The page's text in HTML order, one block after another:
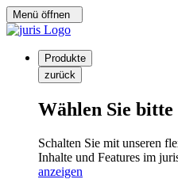
Menü öffnen
Produkte
zurück
Wählen Sie
Schalten Sie mit unseren
Inhalte und Features im
anzeigen